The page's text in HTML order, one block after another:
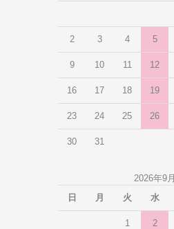
2 3 4 5
9 10 11 12
16 17 18 19
23 24 25 26
30 31
2026年9月
日
月 火 水
1 2